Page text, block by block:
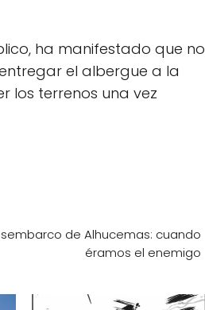
ha manifestado que no
el albergue a la
los terrenos una vez
de Alhucemas: cuando
éramos el enemigo